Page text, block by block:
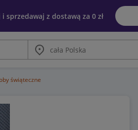
sprzedawaj z dostawą za 0 zł
Miasto
świąteczne